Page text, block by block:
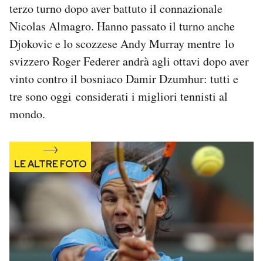
terzo turno dopo aver battuto il connazionale
Nicolas Almagro. Hanno passato il turno anche
Djokovic e lo scozzese Andy Murray mentre lo
svizzero Roger Federer andrà agli ottavi dopo aver
vinto contro il bosniaco Damir Dzumhur: tutti e
tre sono oggi considerati i migliori tennisti al
mondo.